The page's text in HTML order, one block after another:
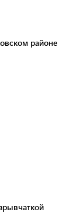
районе